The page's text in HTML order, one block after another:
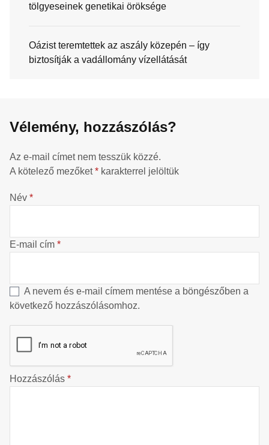
tölgyeseinek genetikai öröksége
Oázist teremtettek az aszály közepén – így
biztosítják a vadállomány vízellátását
Vélemény, hozzászólás?
Az e-mail címet nem tesszük közzé.
A kötelező mezőket* karakterrel jelöltük
Név *
E-mail cím *
A nevem és e-mail címem mentése a böngészőben a
következő hozzászólásomhoz.
Hozzászólás *